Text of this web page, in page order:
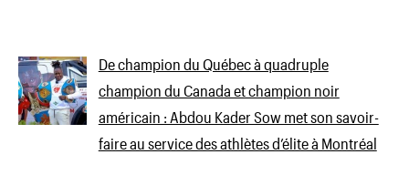
De champion du Québec à quadruple
champion du Canada et champion noir
américain : Abdou Kader Sow met son savoir-
faire au service des athlètes d’élite à Montréal